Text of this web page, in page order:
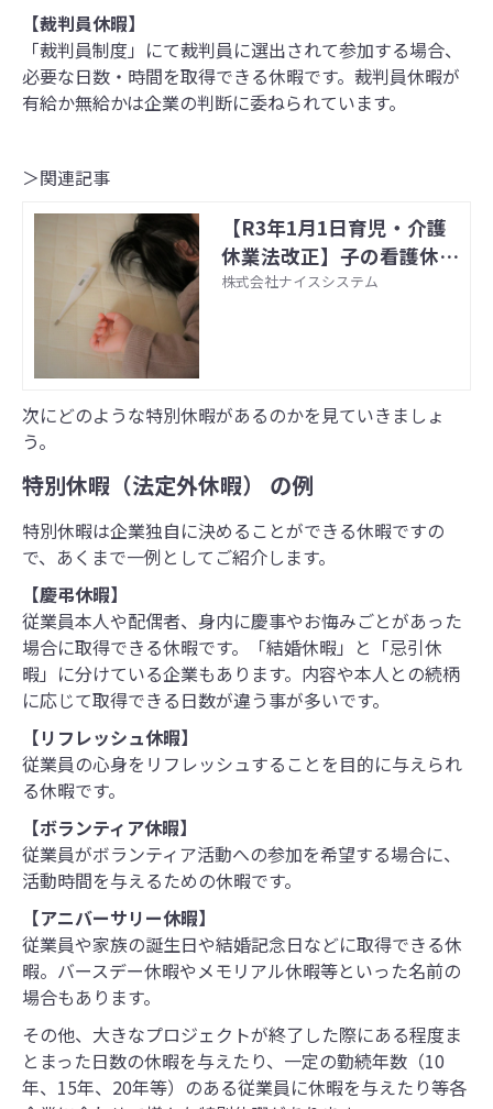
【裁判員休暇】
「裁判員制度」にて裁判員に選出されて参加する場合、
必要な日数・時間を取得できる休暇です。裁判員休暇が
有給か無給かは企業の判断に委ねられています。
＞関連記事
【R3年1月1日育児・介護
休業法改正】子の看護休
暇・介護休暇の時間単位取
株式会社ナイスシステム
次にどのような特別休暇があるのかを見ていきましょ
う。
特別休暇 （法定外休暇） の例
特別休暇は企業独自に決めることができる休暇ですの
で、あくまで一例としてご紹介します。
【慶弔休暇】
従業員本人や配偶者、身内に慶事やお悔みごとがあった
場合に取得できる休暇です。「結婚休暇」と「忌引休
暇」に分けている企業もあります。内容や本人との続柄
に応じて取得できる日数が違う事が多いです。
【リフレッシュ休暇】
従業員の心身をリフレッシュすることを目的に与えられ
る休暇です。
【ボランティア休暇】
従業員がボランティア活動への参加を希望する場合に、
活動時間を与えるための休暇です。
【アニバーサリー休暇】
従業員や家族の誕生日や結婚記念日などに取得できる休
暇。バースデー休暇やメモリアル休暇等といった名前の
場合もあります。
その他、大きなプロジェクトが終了した際にある程度ま
とまった日数の休暇を与えたり、一定の勤続年数（10
年、15年、20年等）のある従業員に休暇を与えたり等各